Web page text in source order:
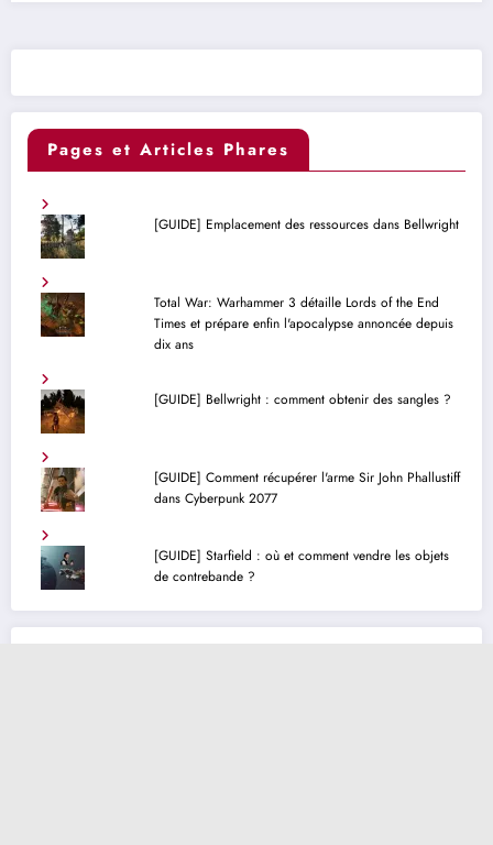
Pages et Articles Phares
[GUIDE] Emplacement des ressources dans Bellwright
Total War: Warhammer 3 détaille Lords of the End
Times et prépare enfin l'apocalypse annoncée depuis
dix ans
[GUIDE] Bellwright : comment obtenir des sangles ?
[GUIDE] Comment récupérer l'arme Sir John Phallustiff
dans Cyberpunk 2077
[GUIDE] Starfield : où et comment vendre les objets
de contrebande ?